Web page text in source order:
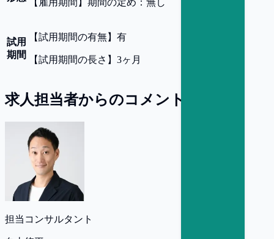
試用
期間
【試用期間の有無】 有
【試用期間の長さ 】 3ヶ月
求人担当者からのコメント
担当コンサルタント